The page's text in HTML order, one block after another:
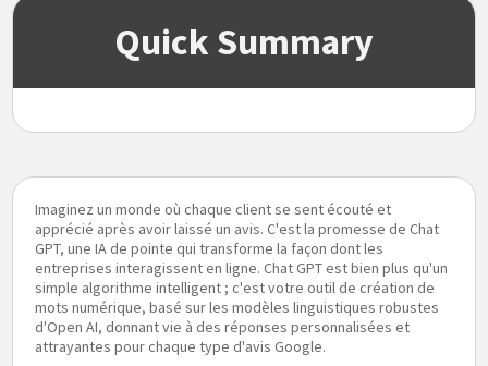
Quick Summary
Imaginez un monde où chaque client se sent écouté et
apprécié après avoir laissé un avis. C'est la promesse de Chat
GPT, une IA de pointe qui transforme la façon dont les
entreprises interagissent en ligne. Chat GPT est bien plus qu'un
simple algorithme intelligent ; c'est votre outil de création de
mots numérique, basé sur les modèles linguistiques robustes
d'Open AI, donnant vie à des réponses personnalisées et
attrayantes pour chaque type d'avis Google.